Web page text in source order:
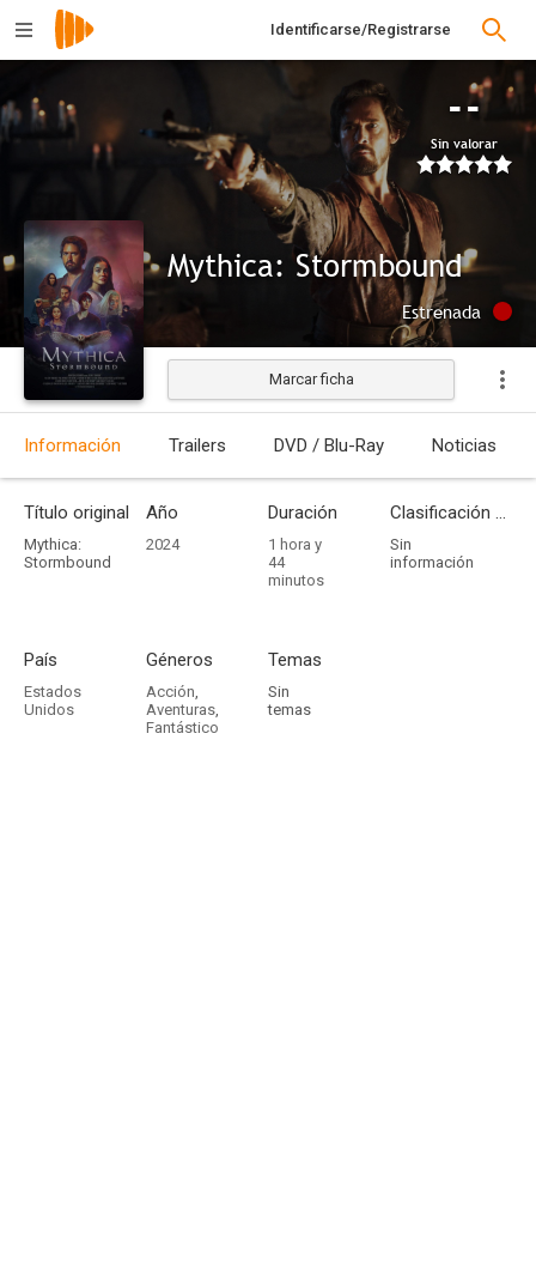
Identificarse/Registrarse
--
Sin valorar
Mythica: Stormbound
Estrenada
Marcar ficha
Información Trailers DVD / Blu-Ray Noticias
Título original
Mythica:
Stormbound
Año
2024
Duración
1 hora y
44
minutos
Clasificación por edades
Sin
información
País
Estados
Unidos
Géneros
Acción,
Aventuras,
Fantástico
Temas
Sin
temas